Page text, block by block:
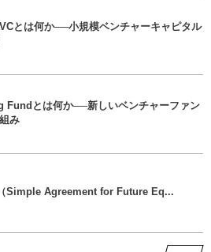
とは何か──小規模ベンチャーキャピタル
Fundとは何か──新しいベンチャーファン
み
Simple Agreement for Future Eq...